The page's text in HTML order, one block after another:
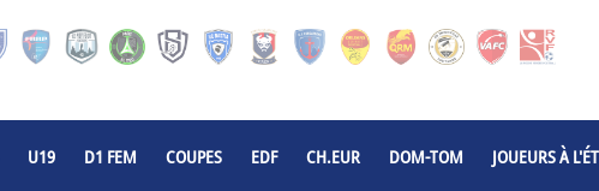
U19 D1 FEM COUPES EDF CH.EUR DOM-TOM JOUEURS À